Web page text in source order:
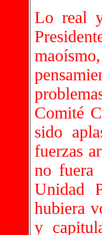
Lo real
Comité
sido
fuerzas
no fuera
Unidad
hubiera
y